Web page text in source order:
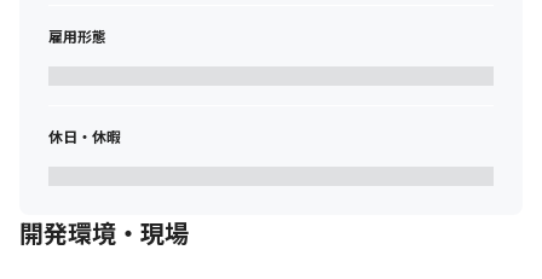
雇用形態
休日・休暇
開発環境・現場